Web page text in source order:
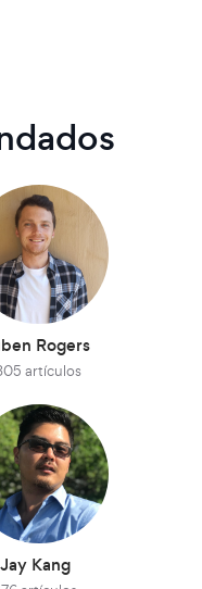
Rogers
artículos
Jay Kang